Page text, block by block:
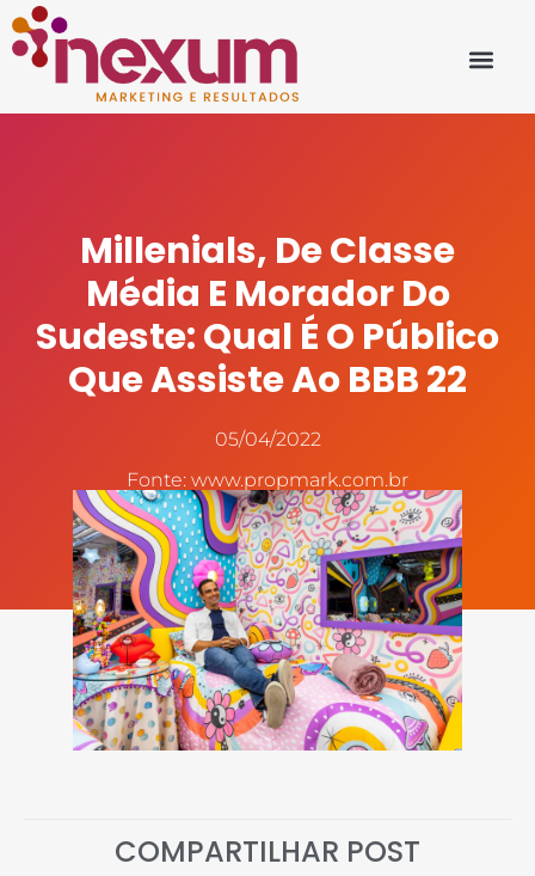
Millenials, De Classe
Média E Morador Do
Sudeste: Qual É O Público
Que Assiste Ao BBB 22
05/04/2022
Fonte: www.propmark.com.br
COMPARTILHAR POST